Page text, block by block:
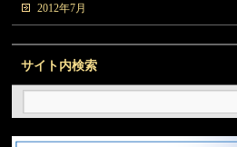
2012年7月
サイト内検索